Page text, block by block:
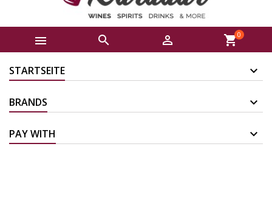
   shopping_cart0
STARTSEITE
BRANDS
PAY WITH